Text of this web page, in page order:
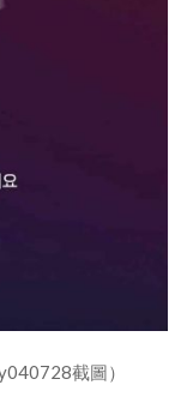
截圖）